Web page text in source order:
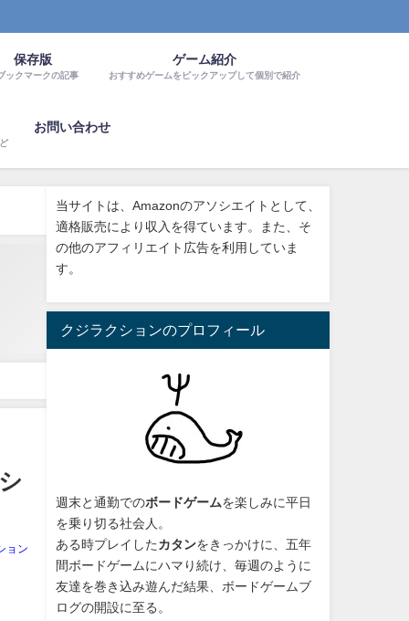
保存版
ックマークの記事
ゲーム紹介
おすすめゲームをピックアップして個別で紹介
お問い合わせ
ョン
当サイトは、Amazonのアソシエイトとして、
適格販売により収入を得ています。また、そ
の他のアフィリエイト広告を利用していま
す。
クジラクションのプロフィール
週末と通勤でのボードゲームを楽しみに平日
を乗り切る社会人。
ある時プレイした カタンをきっかけに、 五年
間ボードゲームにハマり続け 、毎週のように
友達を巻き込み遊んだ結果、ボードゲームブ
ログの開設に至る。